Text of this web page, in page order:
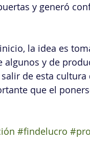
y generó
la idea es
algunos y de
de esta
que el
#findelucro